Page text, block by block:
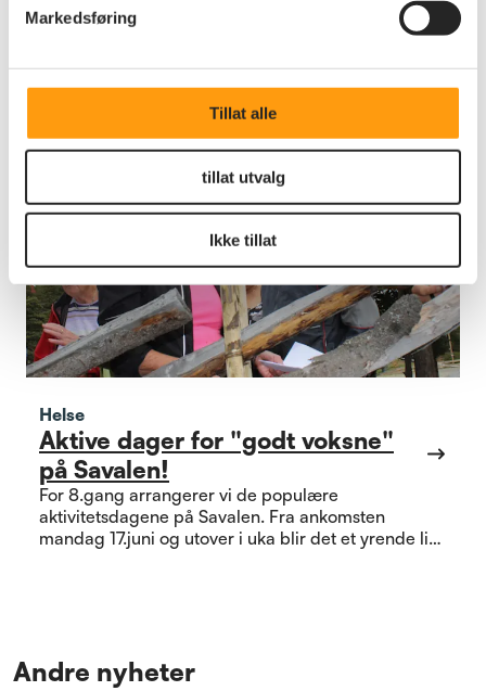
Markedsføring
Tillat alle
tillat utvalg
Ikke tillat
Helse
Aktive dager for "godt voksne"
på Savalen!
For 8.gang arrangerer vi de populære
aktivitetsdagene på Savalen. Fra ankomsten
mandag 17.juni og utover i uka blir det et yrende liv
Andre nyheter